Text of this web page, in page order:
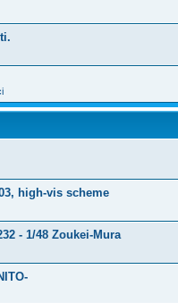
high-vis scheme
- 1/48 Zoukei-Mura